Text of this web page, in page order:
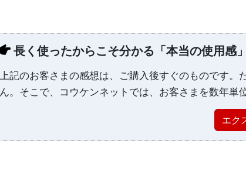
長く使ったからこそ分かる「本当の使用感」
上記のお客さまの感想は、ご購入後すぐのものです
ん。そこで、コウケンネットでは、お客さまを数年単
エク